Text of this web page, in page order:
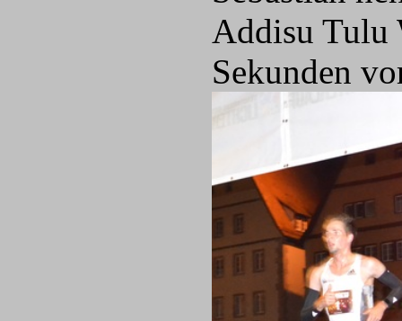
Addisu Tulu
Sekunden